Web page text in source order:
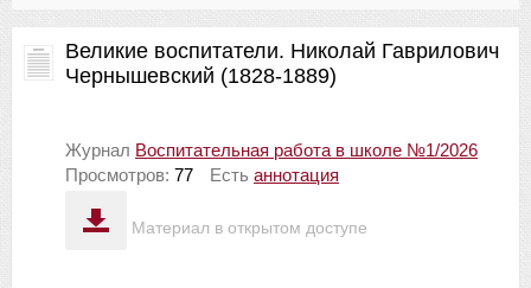
Материал в открытом доступе
Великие воспитатели. Николай Гаврилович
Чернышевский (1828-1889)
Журнал Воспитательная работа в школе №1/2026
Просмотров: 77 Есть аннотация